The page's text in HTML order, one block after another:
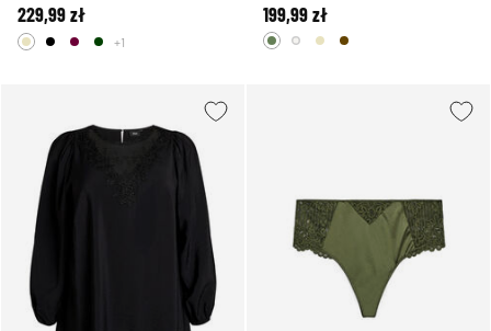
229,99 zł
+1
199,99 zł